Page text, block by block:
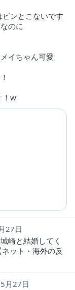
ンとこないです
のに
イちゃん可愛
！w
27日
崎と結婚してく
ット・海外の反
5月27日